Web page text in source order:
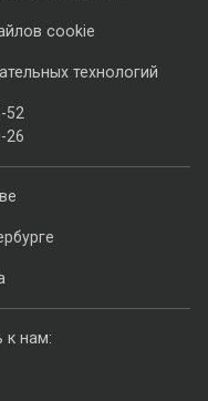
cookie
технологий
52
26
к нам: